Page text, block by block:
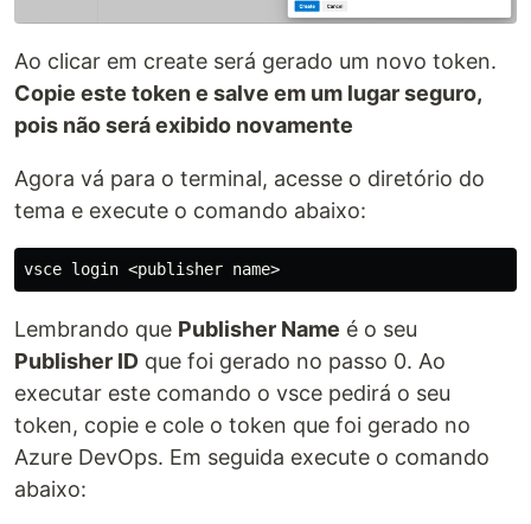
Ao clicar em create será gerado um novo token.
Copie este token e salve em um lugar seguro,
pois não será exibido novamente
Agora vá para o terminal, acesse o diretório do
tema e execute o comando abaixo:
Lembrando que Publisher Name é o seu
Publisher ID que foi gerado no passo 0. Ao
executar este comando o vsce pedirá o seu
token, copie e cole o token que foi gerado no
Azure DevOps. Em seguida execute o comando
abaixo: